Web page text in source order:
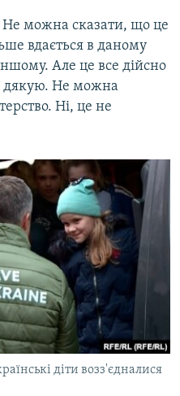
можна сказати, що це
вдається в даному
Але це все дійсно
дякую. Не можна
Ні, це не
діти возз'єдналися